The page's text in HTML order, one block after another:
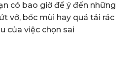
có bao giờ để ý đến những
vỡ, bốc mùi hay quá tải rác
của việc chọn sai